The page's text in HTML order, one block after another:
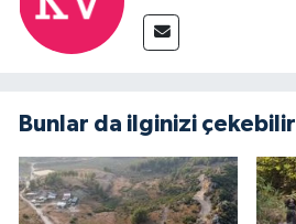
Bunlar da ilginizi çekebilir